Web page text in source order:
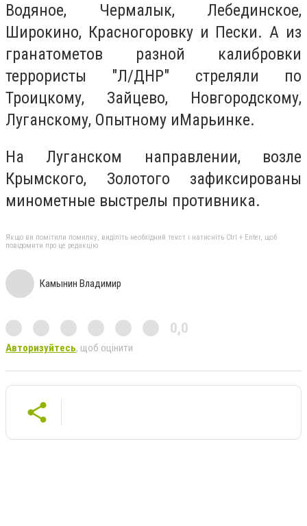
Водяное, Чермалык, Лебединское,
Широкино, Красногоровку и Пески. А из
гранатометов разной калибровки
террористы "Л/ДНР" стреляли по
Троицкому, Зайцево, Новгородскому,
Луганскому, Опытному иМарьинке.
На Луганском направлении, возле
Крымского, Золотого зафиксированы
минометные выстрелы противника.
Якщо ви помітили помилку, виділіть необхідний текст і натисніть Ctrl + Enter, щоб
повідомити про це редакцію
Камынин Владимир
0,0
Авторизуйтесь, щоб оцінити